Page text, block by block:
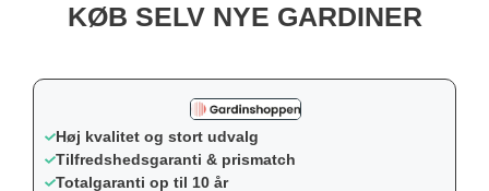
KØB SELV NYE GARDINER
Høj kvalitet og stort udvalg
Tilfredshedsgaranti & prismatch
Totalgaranti op til 10 år